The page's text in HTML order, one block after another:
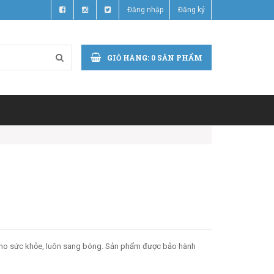
Đăng nhập Đăng ký
GIỎ HÀNG: 0 SẢN PHẨM
sức khỏe, luôn sang bóng. Sản phẩm được bảo hành